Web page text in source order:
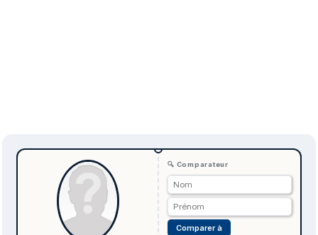
🔍 Comparateur
Comparer à